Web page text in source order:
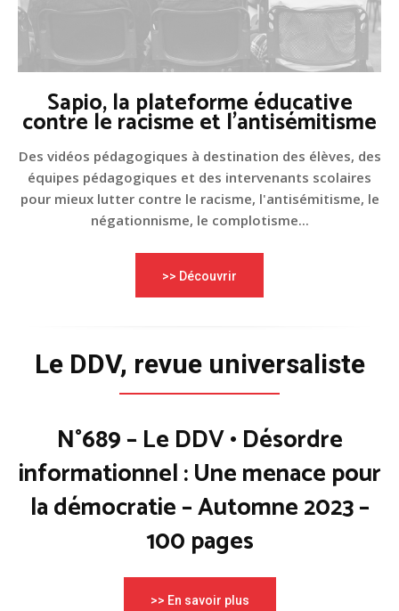
Sapio, la plateforme éducative
contre le racisme et l'antisémitisme
Des vidéos pédagogiques à destination des élèves, des
équipes pédagogiques et des intervenants scolaires
pour mieux lutter contre le racisme, l'antisémitisme, le
négationnisme, le complotisme...
>> Découvrir
Le DDV, revue universaliste
N°689 – Le DDV • Désordre
informationnel : Une menace pour
la démocratie – Automne 2023 –
100 pages
>> En savoir plus